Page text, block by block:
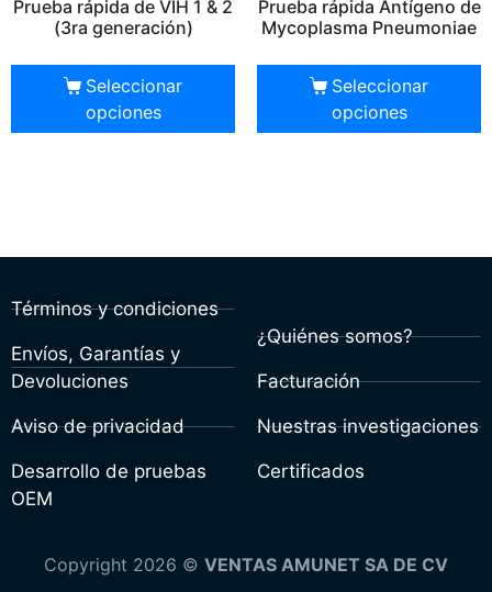
Prueba rápida de VIH 1 & 2
(3ra generación)
Seleccionar
opciones
Prueba rápida Antígeno de
Mycoplasma Pneumoniae
Seleccionar
opciones
Términos y condiciones
Envíos, Garantías y
Devoluciones
Aviso de privacidad
Desarrollo de pruebas
OEM
¿Quiénes somos?
Facturación
Nuestras investigaciones
Certificados
Copyright 2026 © VENTAS AMUNET SA DE CV